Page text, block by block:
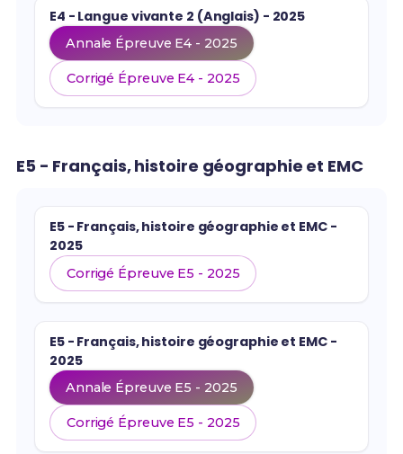
E4 - Langue vivante 2 (Anglais) - 2025
Annale Épreuve E4 - 2025
Corrigé Épreuve E4 - 2025
E5 - Français, histoire géographie et EMC
E5 - Français, histoire géographie et EMC -
2025
Corrigé Épreuve E5 - 2025
E5 - Français, histoire géographie et EMC -
2025
Annale Épreuve E5 - 2025
Corrigé Épreuve E5 - 2025